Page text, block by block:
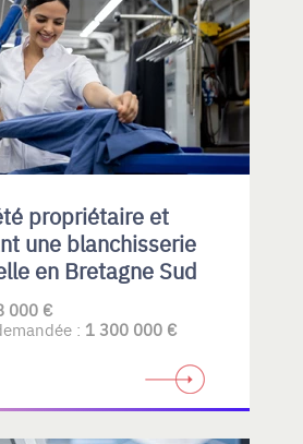
propriétaire et
une blanchisserie
en Bretagne Sud
000 €
: 1 300 000 €